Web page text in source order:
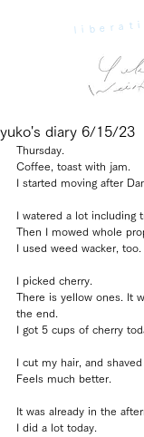
yuko's diary 6/15/23
Thursday.
Coffee, toast with jam.
I started moving after
I watered a lot including
Then I mowed whole
I used weed wacker, too.
I picked cherry.
There is yellow ones. It
the end.
I got 5 cups of cherry
I cut my hair, and
Feels much better.
It was already in the
I did a lot today.